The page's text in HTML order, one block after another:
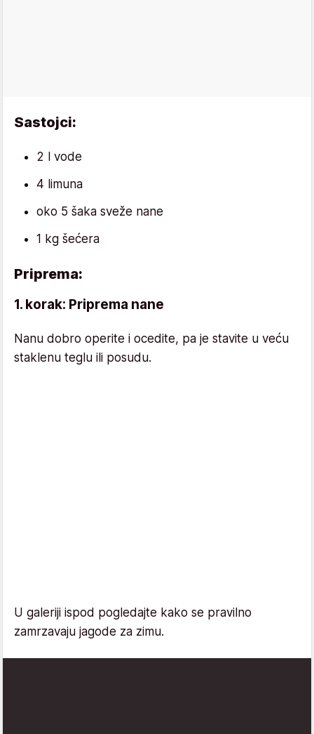
Sastojci:
2 l vode
4 limuna
oko 5 šaka sveže nane
1 kg šećera
Priprema:
1. korak: Priprema nane
Nanu dobro operite i ocedite, pa je stavite u veću
staklenu teglu ili posudu.
U galeriji ispod pogledajte kako se pravilno
zamrzavaju jagode za zimu.